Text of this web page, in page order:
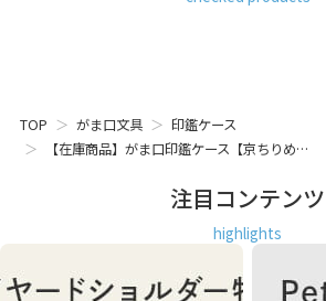
TOP がま口文具
印鑑ケース
【在庫商品】がま口印鑑ケース【京ちりめ…
注目コンテンツ
highlights